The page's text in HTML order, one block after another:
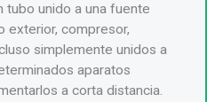
tubo unido a una fuente
exterior, compresor,
simplemente unidos a
aparatos
a corta distancia.